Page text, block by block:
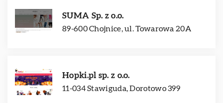
SUMA Sp. z o.o.
89-600 Chojnice, ul. Towarowa 20A
Hopki.pl sp. z o.o.
11-034 Stawiguda, Dorotowo 399